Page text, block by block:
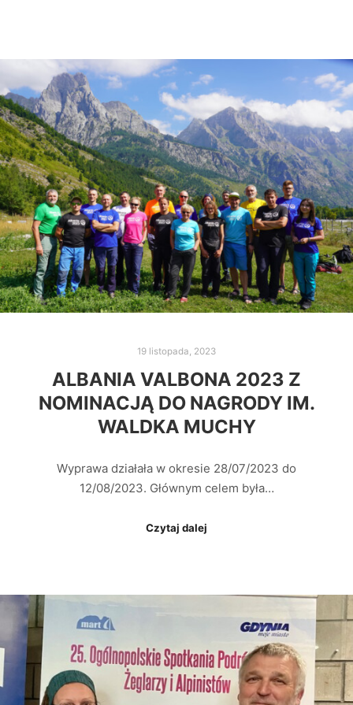
19 listopada, 2023
ALBANIA VALBONA 2023 Z
NOMINACJĄ DO NAGRODY IM.
WALDKA MUCHY
Wyprawa działała w okresie 28/07/2023 do
12/08/2023. Głównym celem była…
Czytaj dalej